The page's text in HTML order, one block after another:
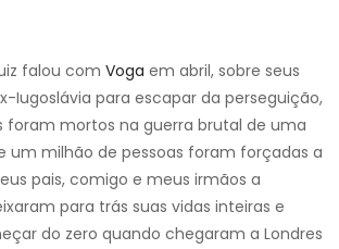
falou com Voga em abril, sobre seus
Iugoslávia para escapar da perseguição,
foram mortos na guerra brutal de uma
um milhão de pessoas foram forçadas a
pais, comigo e meus irmãos a
para trás suas vidas inteiras e
do zero quando chegaram a Londres